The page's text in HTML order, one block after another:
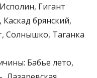
Гигант
брянский,
Солнышко, Таганка
Бабье лето,